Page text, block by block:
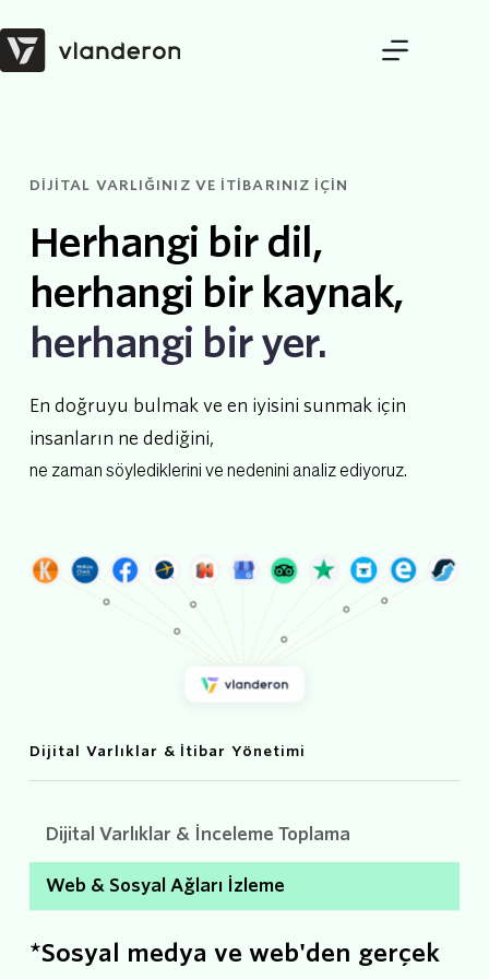
to
content
DİJİTAL VARLIĞINIZ VE İTİBARINIZ İÇİN
Herhangi bir dil,
herhangi bir kaynak,
herhangi bir yer.
En doğruyu bulmak ve en iyisini sunmak için
insanların ne dediğini,
ne zaman söylediklerini ve nedenini analiz ediyoruz.
Dijital Varlıklar & İtibar Yönetimi
Dijital Varlıklar & İnceleme Toplama
Web & Sosyal Ağları İzleme
*Sosyal medya ve web'den gerçek